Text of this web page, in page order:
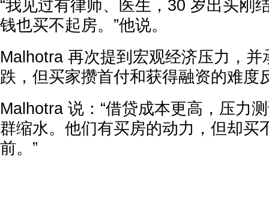
“我见过有律师、医生，30 岁出头刚
钱也买不起房。”他说。
Malhotra 再次提到宏观经济压力，并
跌，但买家攒首付和获得融资的难度
Malhotra 说：“借贷成本更高，压力
群缩水。他们有买房的动力，但却买
前。”